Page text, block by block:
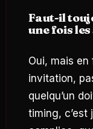
Faut-il
une fois
Oui, mais en
invitation,
quelqu’un
timing, c’est